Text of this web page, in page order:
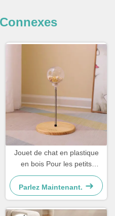
Jouet de chat en plastique
en bois Pour les petits
chiens et les chats Simple et
pratique
Parlez Maintenant.